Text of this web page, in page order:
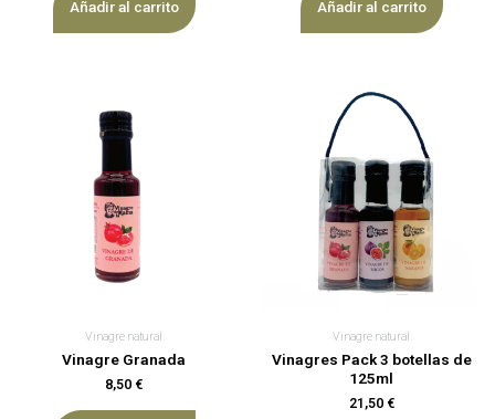
Añadir al carrito Añadir al carrito
Vinagre natural
Vinagre Granada
8,50 €
Vinagre natural
Vinagres Pack 3 botellas de
125ml
21,50 €